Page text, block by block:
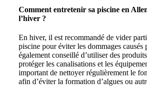
Comment entretenir sa piscine en
l’hiver ?
En hiver, il est recommandé de vider
piscine pour éviter les dommages causés
également conseillé d’utiliser des
protéger les canalisations et les
important de nettoyer régulièrement le
afin d’éviter la formation d’algues ou